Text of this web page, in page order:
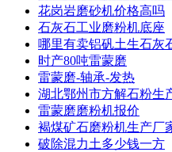
花岗岩磨砂机价格高吗
石灰石工业磨粉机底座
哪里有卖铝矾土生石灰
时产80吨雷蒙磨
雷蒙磨-轴承-发热
湖北鄂州市方解石粉生
雷蒙磨磨粉机报价
褐煤矿石磨粉机生产厂
破除混力土多少钱一方